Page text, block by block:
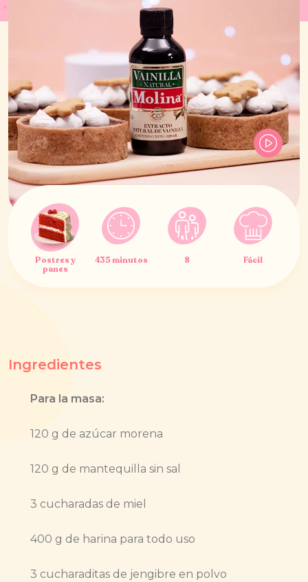
Postres y
panes
435 minutos 8 Fácil
Ingredientes
Para la masa:
120 g de azúcar morena
120 g de mantequilla sin sal
3 cucharadas de miel
400 g de harina para todo uso
3 cucharaditas de jengibre en polvo